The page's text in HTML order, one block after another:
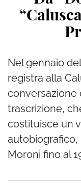
Nel gennaio
registra alla
conversazione
trascrizione,
costituisce un
autobiografico,
Moroni fino al